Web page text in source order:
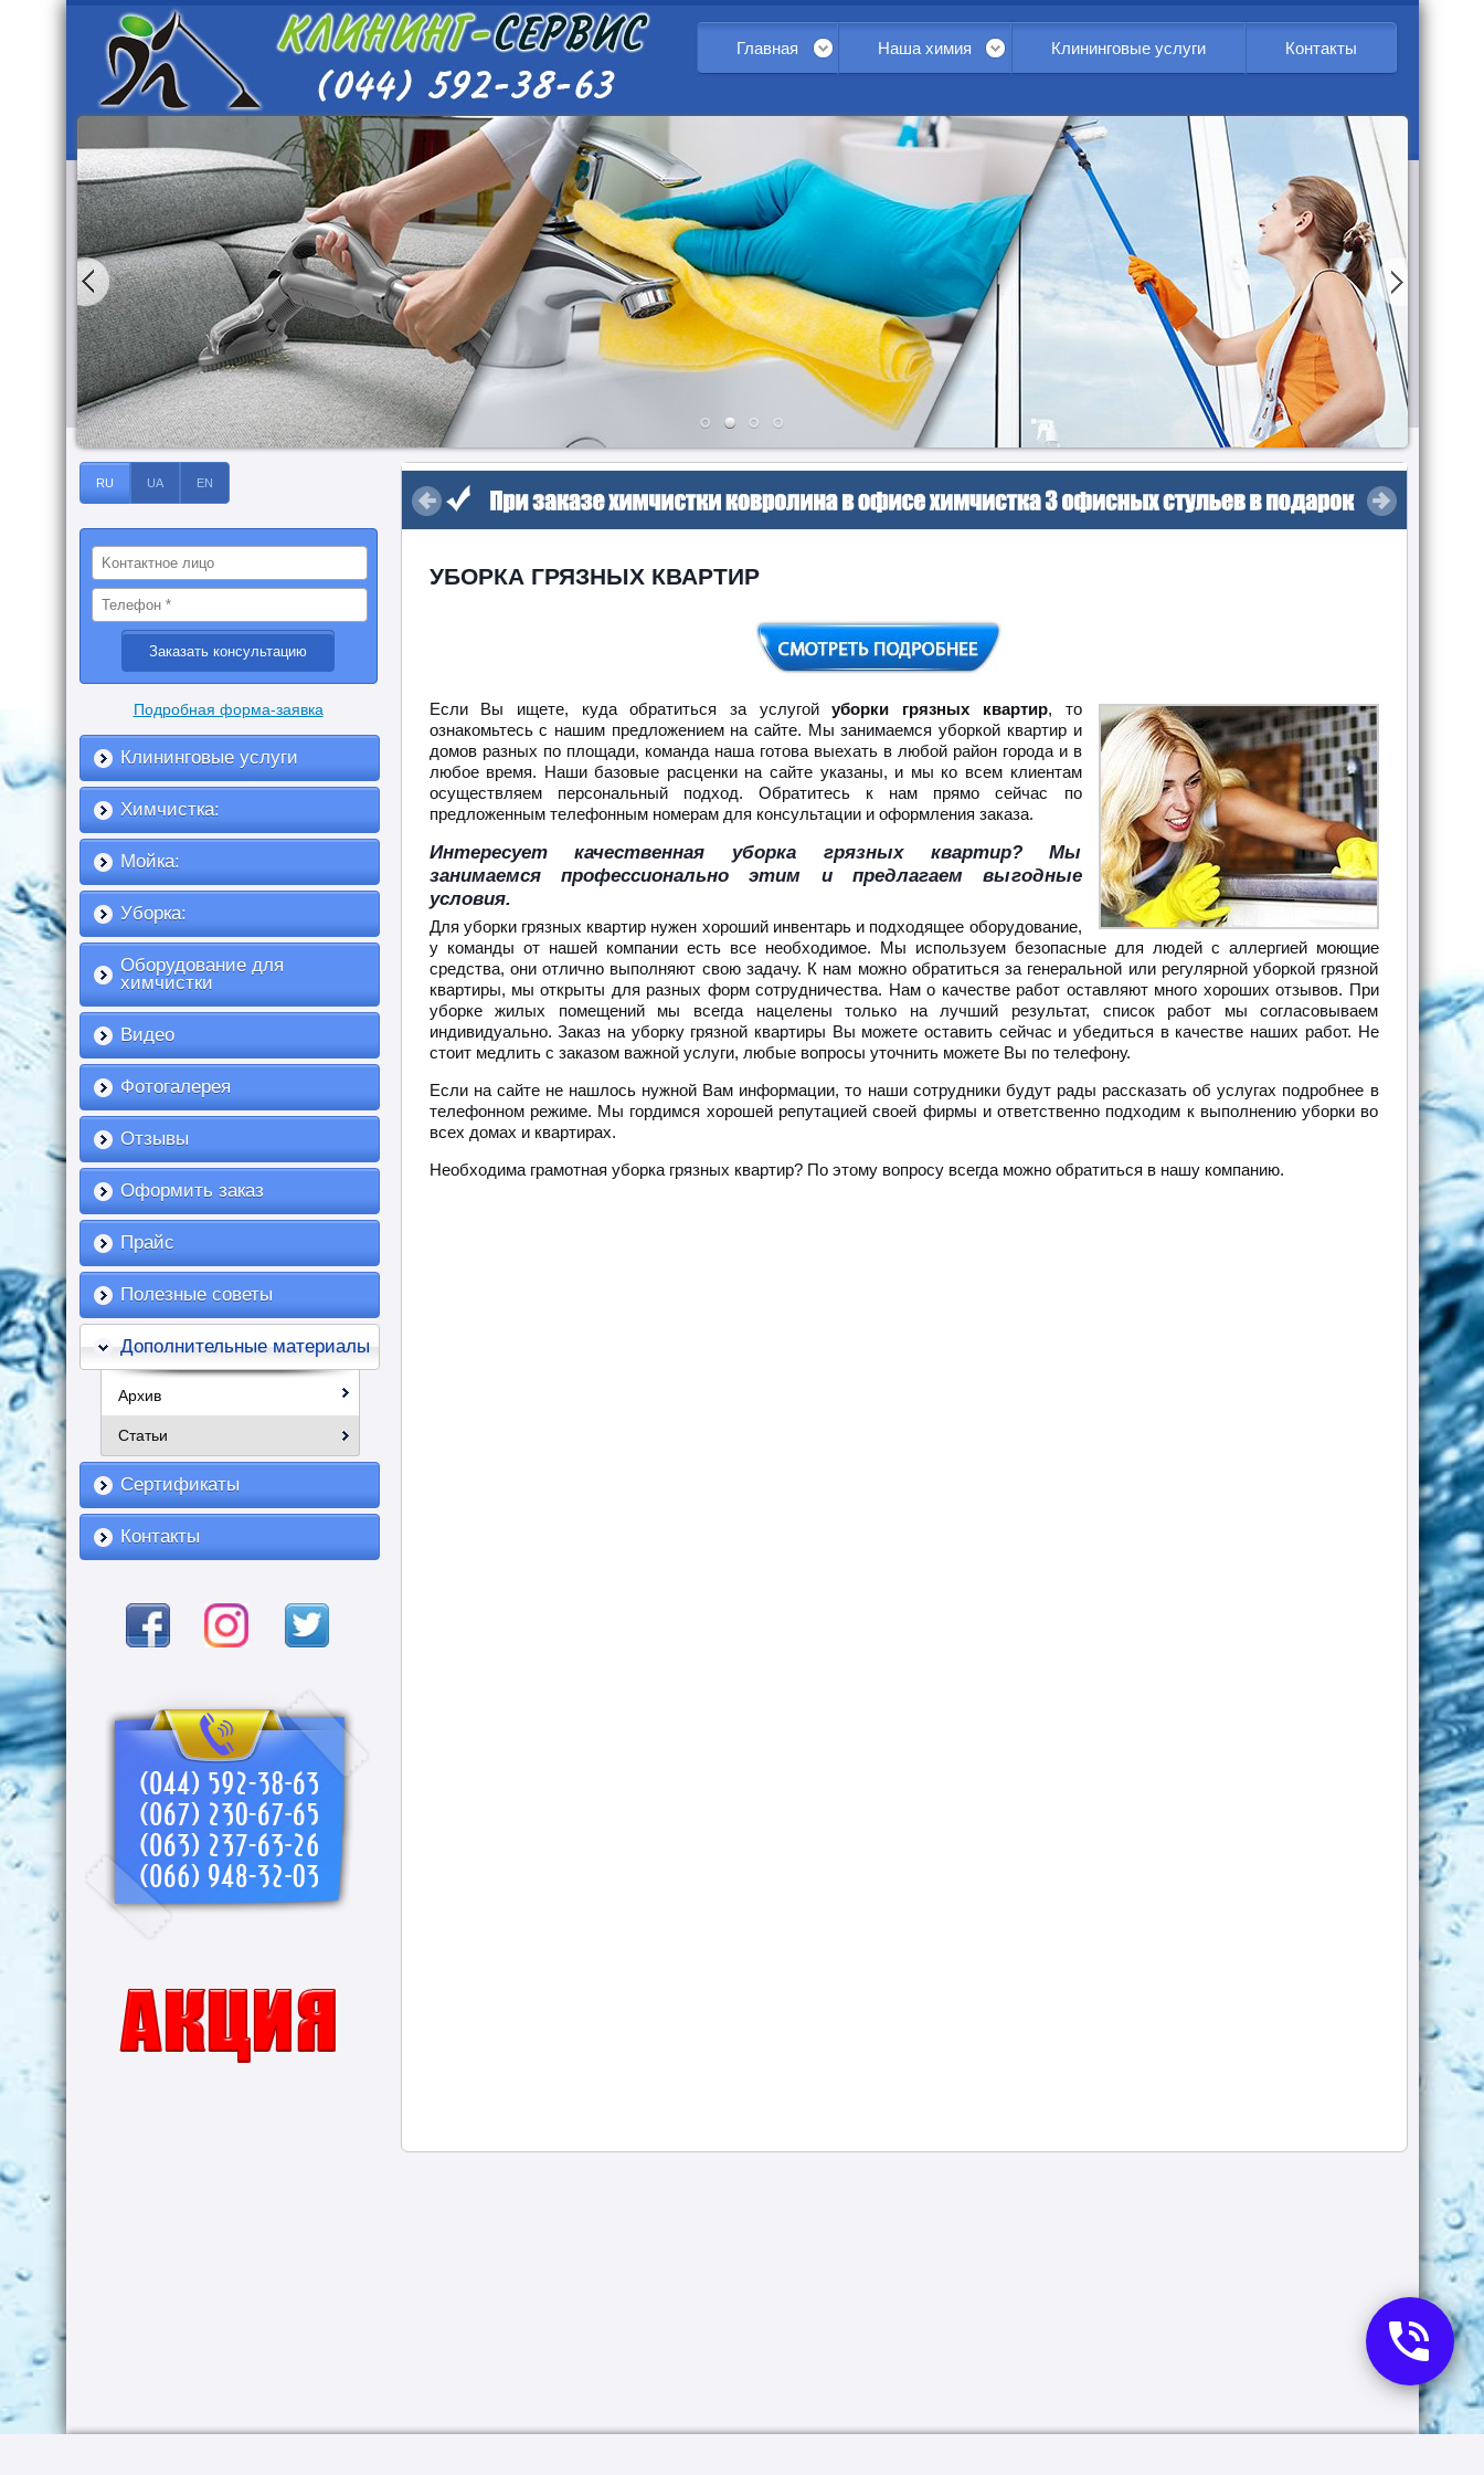
Главная Наша химия Клининговые услуги Контакты
RU UA EN
Подробная форма-заявка
Клининговые услуги
Химчистка:
Мойка:
Уборка:
Оборудование для
химчистки
Видео
Фотогалерея
Отзывы
Оформить заказ
Прайс
Полезные советы
Дополнительные материалы
Архив
Статьи
Сертификаты
Контакты
УБОРКА ГРЯЗНЫХ КВАРТИР
Если Вы ищете, куда обратиться за услугойуборки грязных квартир, то
ознакомьтесь с нашим предложением на сайте. Мы занимаемся уборкой квартир и
домов разных по площади, команда наша готова выехать в любой район города и в
любое время. Наши базовые расценки на сайте указаны, и мы ко всем клиентам
осуществляем персональный подход. Обратитесь к нам прямо сейчас по
предложенным телефонным номерам для консультации и оформления заказа.
Интересует качественная уборка грязных квартир? Мы
занимаемся профессионально этим и предлагаем выгодные
условия.
Для уборки грязных квартир нужен хороший инвентарь и подходящее оборудование,
у команды от нашей компании есть все необходимое. Мы используем безопасные для людей с аллергией моющие
средства, они отлично выполняют свою задачу. К нам можно обратиться за генеральной или регулярной уборкой грязной
квартиры, мы открыты для разных форм сотрудничества. Нам о качестве работ оставляют много хороших отзывов. При
уборке жилых помещений мы всегда нацелены только на лучший результат, список работ мы согласовываем
индивидуально. Заказ на уборку грязной квартиры Вы можете оставить сейчас и убедиться в качестве наших работ. Не
стоит медлить с заказом важной услуги, любые вопросы уточнить можете Вы по телефону.
Если на сайте не нашлось нужной Вам информации, то наши сотрудники будут рады рассказать об услугах подробнее в
телефонном режиме. Мы гордимся хорошей репутацией своей фирмы и ответственно подходим к выполнению уборки во
всех домах и квартирах.
Необходима грамотная уборка грязных квартир? По этому вопросу всегда можно обратиться в нашу компанию.